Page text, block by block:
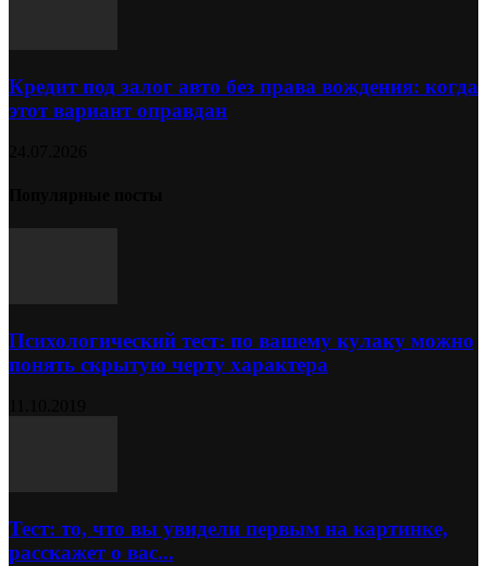
Кредит под залог авто без права вождения: когда
этот вариант оправдан
Психологический тест: по вашему кулаку можно
понять скрытую черту характера
Тест: то, что вы увидели первым на картинке,
расскажет о вас...